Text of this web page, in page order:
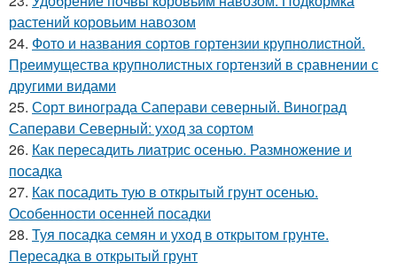
растений коровьим навозом
24. Фото и названия сортов гортензии крупнолистной.
Преимущества крупнолистных гортензий в сравнении с
другими видами
25. Сорт винограда Саперави северный. Виноград
Саперави Северный: уход за сортом
26. Как пересадить лиатрис осенью. Размножение и
посадка
27. Как посадить тую в открытый грунт осенью.
Особенности осенней посадки
28. Туя посадка семян и уход в открытом грунте.
Пересадка в открытый грунт